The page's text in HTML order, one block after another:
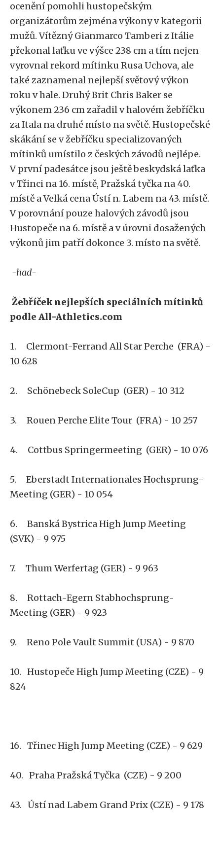
ocenění pomohli hustopečským
organizátorům zejména výkony v kategorii
mužů. Vítězný Gianmarco Tamberi z Itálie
překonal laťku ve výšce 238 cm a tím nejen
vyrovnal rekord mítinku Rusa Uchova, ale
také zaznamenal nejlepší světový výkon
roku v hale. Druhý Brit Chris Baker se
výkonem 236 cm zařadil v halovém žebříčku
za Itala na druhé místo na světě. Hustopečské
skákání se v žebříčku specializovaných
mítinků umístilo z českých závodů nejlépe.
V první padesátce jsou ještě beskydská laťka
v Třinci na 16. místě, Pražská tyčka na 40.
místě a Velká cena Ústí n. Labem na 43. místě.
V porovnání pouze halových závodů jsou
Hustopeče na 6. místě a v úrovni dosažených
výkonů jim patří dokonce 3. místo na světě.
-had-
Žebříček nejlepších speciálních mítinků
podle All-Athletics.com
1. Clermont-Ferrand All Star Perche (FRA) -
10 628
2. Schönebeck SoleCup (GER) - 10 312
3. Rouen Perche Elite Tour (FRA) - 10 257
4. Cottbus Springermeeting (GER) - 10 076
5. Eberstadt Internationales Hochsprung-
Meeting (GER) - 10 054
6. Banská Bystrica High Jump Meeting
(SVK) - 9 975
7. Thum Werfertag (GER) - 9 963
8. Rottach-Egern Stabhochsprung-
Meeting (GER) - 9 923
9. Reno Pole Vault Summit (USA) - 9 870
10. Hustopeče High Jump Meeting (CZE) - 9
824
16. Třinec High Jump Meeting (CZE) - 9 629
40. Praha Pražská Tyčka (CZE) - 9 200
43. Ústí nad Labem Grand Prix (CZE) - 9 178